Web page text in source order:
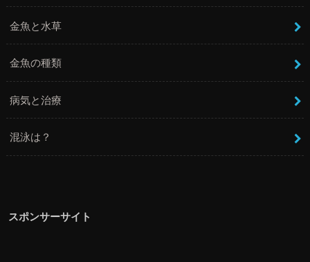
金魚と水草
金魚の種類
病気と治療
混泳は？
スポンサーサイト